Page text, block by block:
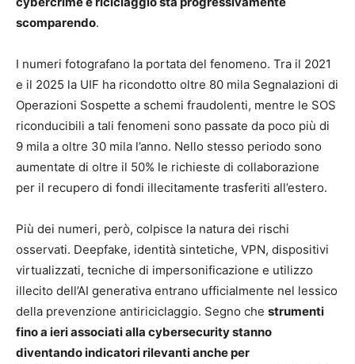
scomparendo.
I numeri fotografano la portata del fenomeno. Tra il 2021
e il 2025 la UIF ha ricondotto oltre 80 mila Segnalazioni di
Operazioni Sospette a schemi fraudolenti, mentre le SOS
riconducibili a tali fenomeni sono passate da poco più di
9 mila a oltre 30 mila l’anno. Nello stesso periodo sono
aumentate di oltre il 50% le richieste di collaborazione
per il recupero di fondi illecitamente trasferiti all’estero.
Più dei numeri, però, colpisce la natura dei rischi
osservati. Deepfake, identità sintetiche, VPN, dispositivi
virtualizzati, tecniche di impersonificazione e utilizzo
illecito dell’AI generativa entrano ufficialmente nel lessico
della prevenzione antiriciclaggio. Segno che strumenti
fino a ieri associati alla cybersecurity stanno
diventando indicatori rilevanti anche per